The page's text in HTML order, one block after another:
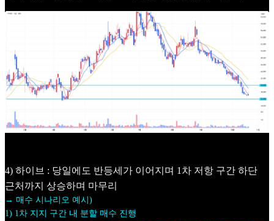
4) 하이브 : 당일에도 반등세가 이어지며 1차 저항 구간 하단
근처까지 상승하며 마무리
→ 매수 시나리오 예시)
1) 1차 지지 구간 내 분할 매수 진행